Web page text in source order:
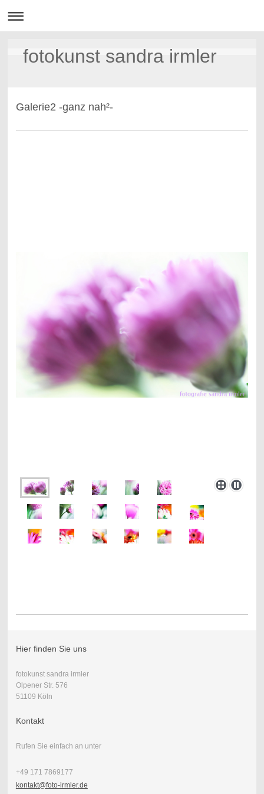
fotokunst sandra irmler
Galerie2 -ganz nah²-
Hier finden Sie uns
fotokunst sandra irmler
Olpener Str. 576
51109 Köln
Kontakt
Rufen Sie einfach an unter
+49 171 7869177
kontakt@foto-irmler.de